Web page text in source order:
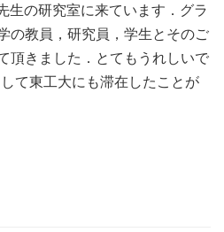
生の研究室に来ています．グラ
の教員，研究員，学生とそのご
頂きました．とてもうれしいで
て東工大にも滞在したことが